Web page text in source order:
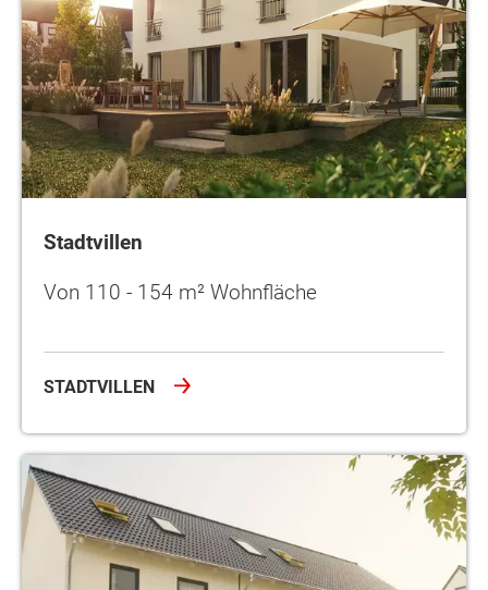
Stadtvillen
Von 110 - 154 m² Wohnfläche
STADTVILLEN